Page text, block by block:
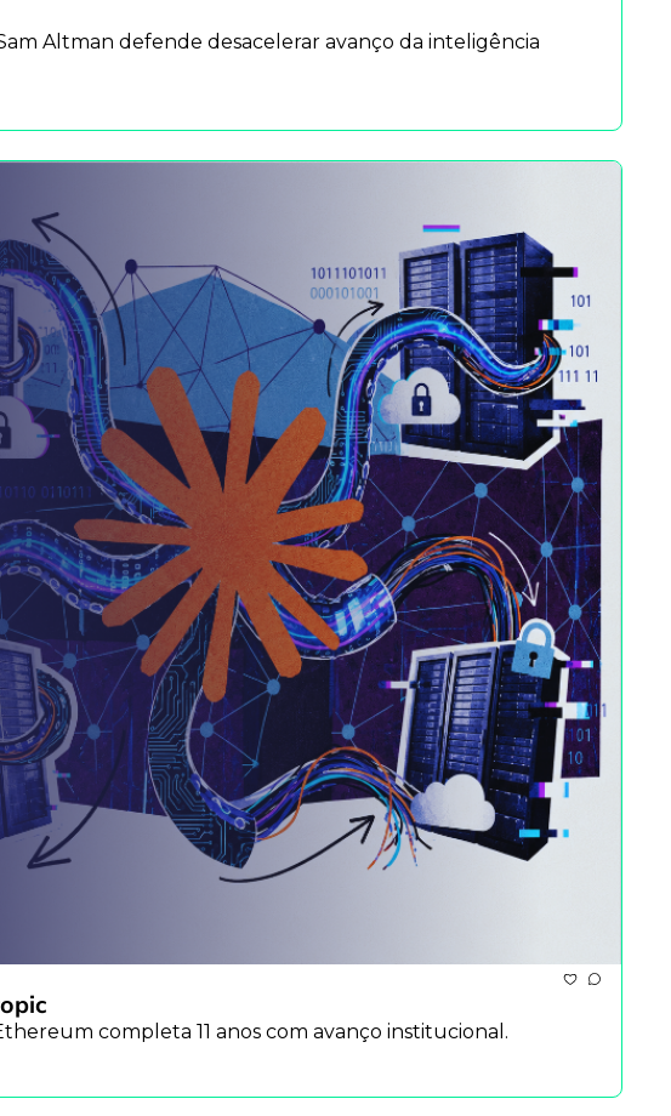
Altman defende desacelerar avanço da inteligência
completa 11 anos com avanço institucional.